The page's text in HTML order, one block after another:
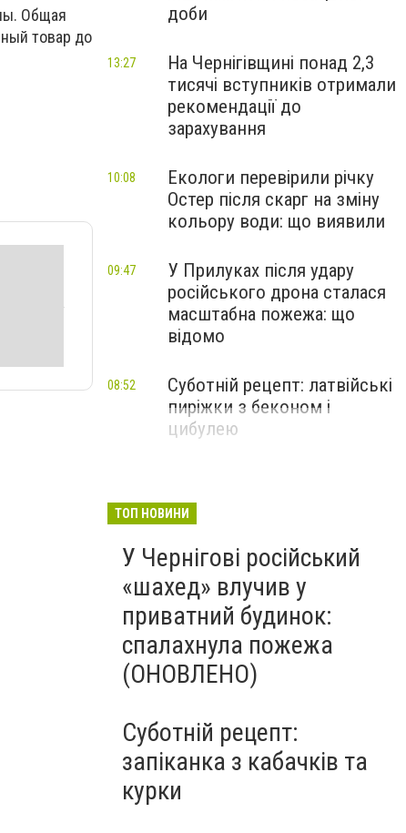
Общая
товар до
доби
На Чернігівщині понад 2,3
тисячі вступників отримали
рекомендації до
зарахування
13:27
Екологи перевірили річку
Остер після скарг на зміну
кольору води: що виявили
10:08
У Прилуках після удару
російського дрона сталася
масштабна пожежа: що
відомо
09:47
Суботній рецепт: латвійські
пиріжки з беконом і
цибулею
08:52
ТОП НОВИНИ
У Чернігові російський
«шахед» влучив у
приватний будинок:
спалахнула пожежа
(ОНОВЛЕНО)
Суботній рецепт:
запіканка з кабачків та
курки